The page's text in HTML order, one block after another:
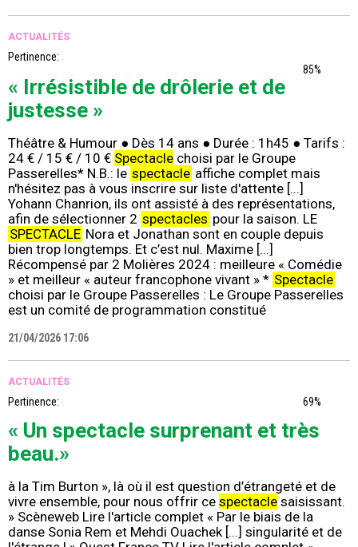
ACTUALITÉS
Pertinence:
85%
« Irrésistible de drôlerie et de
justesse »
Théâtre & Humour ● Dès 14 ans ● Durée : 1h45 ● Tarifs :
24 € / 15 € / 10 € Spectacle choisi par le Groupe
Passerelles* N.B.: le spectacle affiche complet mais
n'hésitez pas à vous inscrire sur liste d'attente [...]
Yohann Chanrion, ils ont assisté à des représentations,
afin de sélectionner 2 spectacles pour la saison. LE
SPECTACLE Nora et Jonathan sont en couple depuis
bien trop longtemps. Et c’est nul. Maxime [...]
Récompensé par 2 Molières 2024 : meilleure « Comédie
» et meilleur « auteur francophone vivant » * Spectacle
choisi par le Groupe Passerelles : Le Groupe Passerelles
est un comité de programmation constitué
21/04/2026 17:06
ACTUALITÉS
Pertinence: 69%
« Un spectacle surprenant et très
beau.»
à la Tim Burton », là où il est question d’étrangeté et de
vivre ensemble, pour nous offrir ce spectacle saisissant.
» Scèneweb Lire l'article complet « Par le biais de la
danse Sonia Rem et Mehdi Ouachek [...] singularité et de